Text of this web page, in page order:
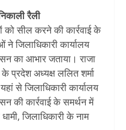
रैली
सील करने की कार्रवाई के
ने जिलाधिकारी कार्यालय
का आभार जताया। राजा
के प्रदेश अध्यक्ष ललित शर्मा
से जिलाधिकारी कार्यालय
की कार्रवाई के समर्थन में
जिलाधिकारी के नाम